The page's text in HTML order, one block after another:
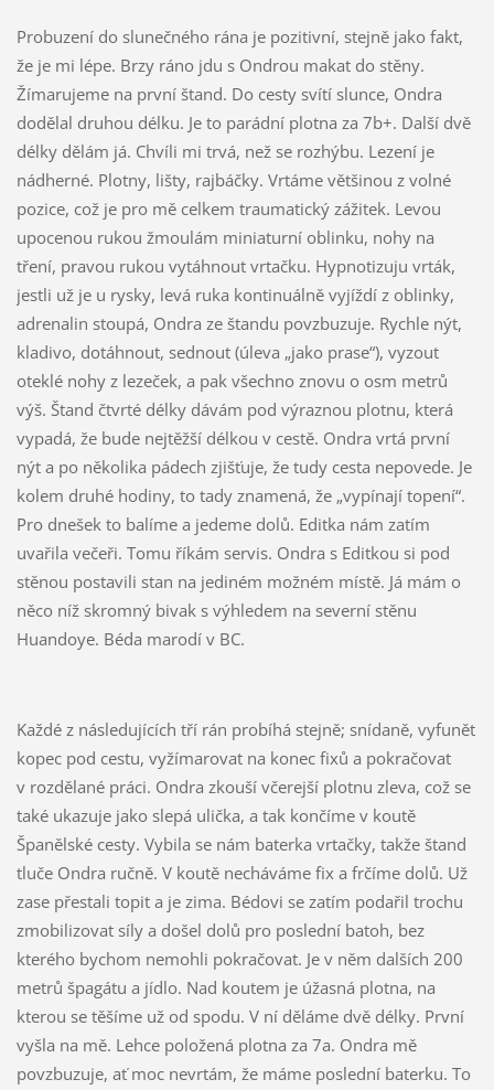
Probuzení do slunečného rána je pozitivní, stejně jako fakt,
že je mi lépe. Brzy ráno jdu s Ondrou makat do stěny.
Žímarujeme na první štand. Do cesty svítí slunce, Ondra
dodělal druhou délku. Je to parádní plotna za 7b+. Další dvě
délky dělám já. Chvíli mi trvá, než se rozhýbu. Lezení je
nádherné. Plotny, lišty, rajbáčky. Vrtáme většinou z volné
pozice, což je pro mě celkem traumatický zážitek. Levou
upocenou rukou žmoulám miniaturní oblinku, nohy na
tření, pravou rukou vytáhnout vrtačku. Hypnotizuju vrták,
jestli už je u rysky, levá ruka kontinuálně vyjíždí z oblinky,
adrenalin stoupá, Ondra ze štandu povzbuzuje. Rychle nýt,
kladivo, dotáhnout, sednout (úleva „jako prase“), vyzout
oteklé nohy z lezeček, a pak všechno znovu o osm metrů
výš. Štand čtvrté délky dávám pod výraznou plotnu, která
vypadá, že bude nejtěžší délkou v cestě. Ondra vrtá první
nýt a po několika pádech zjišťuje, že tudy cesta nepovede. Je
kolem druhé hodiny, to tady znamená, že „vypínají topení“.
Pro dnešek to balíme a jedeme dolů. Editka nám zatím
uvařila večeři. Tomu říkám servis. Ondra s Editkou si pod
stěnou postavili stan na jediném možném místě. Já mám o
něco níž skromný bivak s výhledem na severní stěnu
Huandoye. Béda marodí v BC.
Každé z následujících tří rán probíhá stejně; snídaně, vyfunět
kopec pod cestu, vyžímarovat na konec fixů a pokračovat
v rozdělané práci. Ondra zkouší včerejší plotnu zleva, což se
také ukazuje jako slepá ulička, a tak končíme v koutě
Španělské cesty. Vybila se nám baterka vrtačky, takže štand
tluče Ondra ručně. V koutě necháváme fix a frčíme dolů. Už
zase přestali topit a je zima. Bédovi se zatím podařil trochu
zmobilizovat síly a došel dolů pro poslední batoh, bez
kterého bychom nemohli pokračovat. Je v něm dalších 200
metrů špagátu a jídlo. Nad koutem je úžasná plotna, na
kterou se těšíme už od spodu. V ní děláme dvě délky. První
vyšla na mě. Lehce položená plotna za 7a. Ondra mě
povzbuzuje, ať moc nevrtám, že máme poslední baterku. To